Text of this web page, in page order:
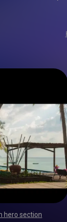
hero section
,,,,,,,,,,,,,,,
,,,,,,,,,,,,,,,